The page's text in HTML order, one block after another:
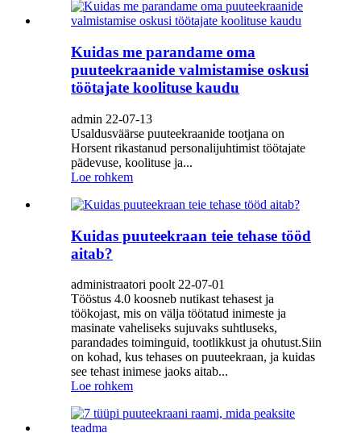
Kuidas me parandame oma
puuteekraanide valmistamise oskusi
töötajate koolituse kaudu
admin 22-07-13
Usaldusväärse puuteekraanide tootjana on
Horsent rikastanud personalijuhtimist töötajate
pädevuse, koolituse ja...
Loe rohkem
Kuidas puuteekraan teie tehase tööd
aitab?
administraatori poolt 22-07-01
Tööstus 4.0 koosneb nutikast tehasest ja
töökojast, mis on välja töötatud inimeste ja
masinate vaheliseks sujuvaks suhtluseks,
parandades toiminguid, tootlikkust ja ohutust.Siin
on kohad, kus tehases on puuteekraan, ja kuidas
see tehast inimese jaoks aitab...
Loe rohkem